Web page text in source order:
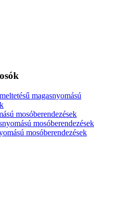
magasnyomású
mosóberendezések
mosóberendezések
mosóberendezések